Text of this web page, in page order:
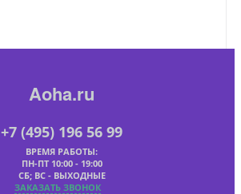
Aoha.ru
+7 (495) 196 56 99
ВРЕМЯ РАБОТЫ:
ПН-ПТ 10:00 - 19:00
СБ; ВС - ВЫХОДНЫЕ
ЗАКАЗАТЬ ЗВОНОК